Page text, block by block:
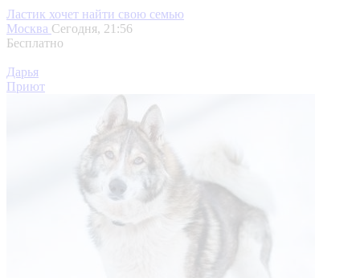
Ластик хочет найти свою семью
Москва Сегодня, 21:56
Бесплатно
Дарья
Приют